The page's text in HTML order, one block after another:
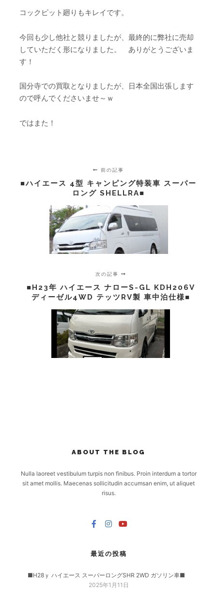
コックピット廻りもキレイです。
今回も少し他社と競りましたが、最終的に弊社に売却
していただく形になりました。 ありがとうございま
す！
国分寺での買取となりましたが、日本全国出張します
ので呼んでくださいませ～ｗ
ではまた！
前の記事
■ハイエース 4型 キャンピング特装車 スーパー
ロング SHELLRA■
次の記事
■H23年 ハイエース ナローS-GL KDH206V
ディーゼル4WD テッツRV製 車中泊仕様■
ABOUT THE BLOG
Nulla laoreet vestibulum turpis non finibus. Proin interdum a tortor
sit amet mollis. Maecenas sollicitudin accumsan enim, ut aliquet
risus.
最近の投稿
■H28ｙ ハイエース スーパーロングSHR 2WD ガソリン車■
2025年1月11日